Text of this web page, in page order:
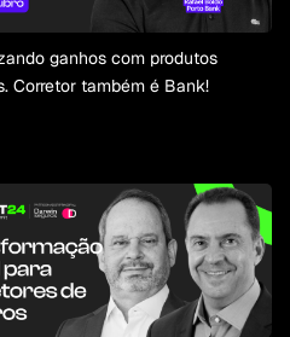
ganhos com produtos
Corretor também é Bank!